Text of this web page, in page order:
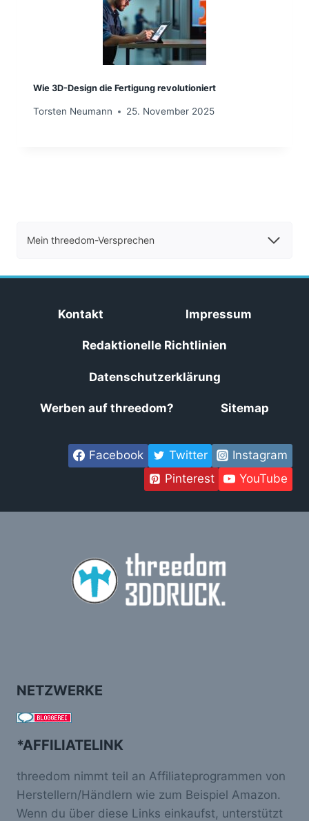
Wie 3D-Design die Fertigung revolutioniert
Torsten Neumann 25. November 2025
Mein threedom-Versprechen
Kontakt Impressum
Redaktionelle Richtlinien
Datenschutzerklärung
Werben auf threedom? Sitemap
Facebook Twitter
Instagram
Pinterest
YouTube
NETZWERKE
*AFFILIATELINK
threedom nimmt teil an Affiliateprogrammen von
Herstellern/Händlern wie zum Beispiel Amazon.
Wenn du über diese Links einkaufst, unterstützt